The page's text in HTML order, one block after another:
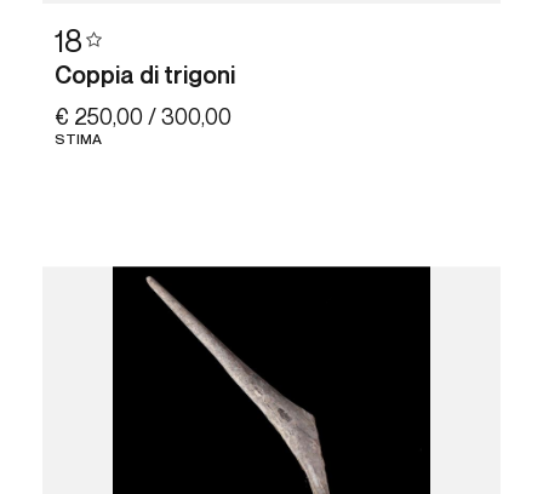
18
Coppia di trigoni
€ 250,00 / 300,00
STIMA